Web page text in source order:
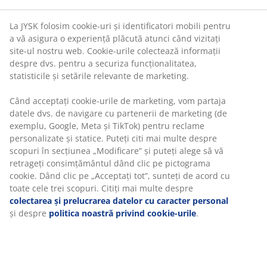
La JYSK folosim cookie-uri și identificatori mobili pentru
a vă asigura o experiență plăcută atunci când vizitați
site-ul nostru web. Cookie-urile colectează informații
despre dvs. pentru a securiza funcționalitatea,
statisticile și setările relevante de marketing.
Când acceptați cookie-urile de marketing, vom partaja
datele dvs. de navigare cu partenerii de marketing (de
exemplu, Google, Meta și TikTok) pentru reclame
personalizate și statice. Puteți citi mai multe despre
scopuri în secțiunea „Modificare” și puteți alege să vă
retrageți consimțământul dând clic pe pictograma
cookie. Dând clic pe „Acceptați tot”, sunteți de acord cu
toate cele trei scopuri. Citiți mai multe despre
colectarea și prelucrarea datelor cu caracter personal
și despre politica noastră privind cookie-urile.